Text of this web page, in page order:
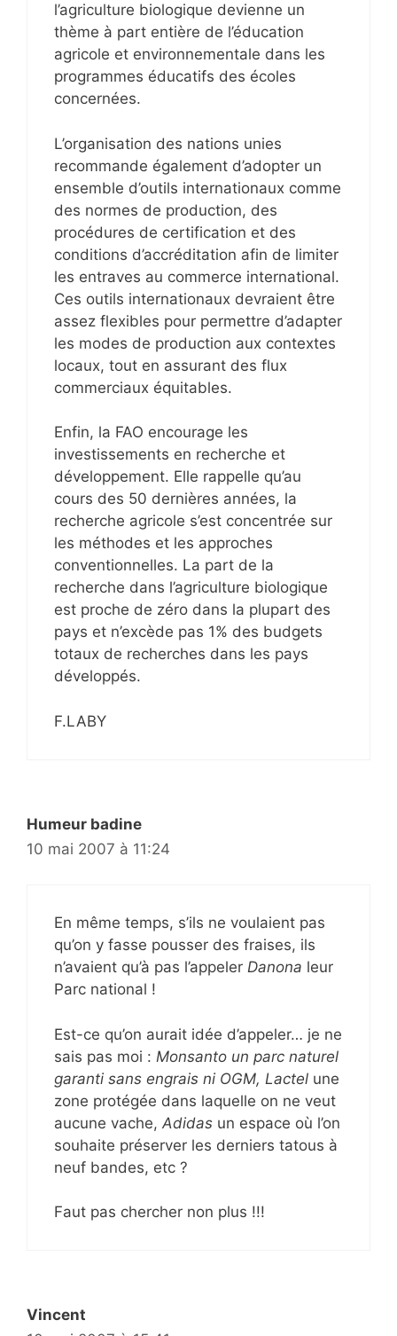
l’agriculture biologique devienne un
thème à part entière de l’éducation
agricole et environnementale dans les
programmes éducatifs des écoles
concernées.
L’organisation des nations unies
recommande également d’adopter un
ensemble d’outils internationaux comme
des normes de production, des
procédures de certification et des
conditions d’accréditation afin de limiter
les entraves au commerce international.
Ces outils internationaux devraient être
assez flexibles pour permettre d’adapter
les modes de production aux contextes
locaux, tout en assurant des flux
commerciaux équitables.
Enfin, la FAO encourage les
investissements en recherche et
développement. Elle rappelle qu’au
cours des 50 dernières années, la
recherche agricole s’est concentrée sur
les méthodes et les approches
conventionnelles. La part de la
recherche dans l’agriculture biologique
est proche de zéro dans la plupart des
pays et n’excède pas 1% des budgets
totaux de recherches dans les pays
développés.
F.LABY
Humeur badine
10 mai 2007 à 11:24
En même temps, s’ils ne voulaient pas
qu’on y fasse pousser des fraises, ils
n’avaient qu’à pas l’appeler Danona leur
Parc national !
Est-ce qu’on aurait idée d’appeler… je ne
sais pas moi : Monsanto un parc naturel
garanti sans engrais ni OGM, Lactel une
zone protégée dans laquelle on ne veut
aucune vache, Adidas un espace où l’on
souhaite préserver les derniers tatous à
neuf bandes, etc ?
Faut pas chercher non plus !!!
Vincent